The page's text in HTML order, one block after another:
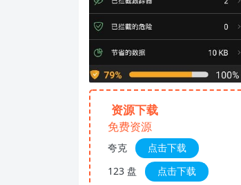
资源下载
免费资源
夸克
点击下载
123 盘
点击下载